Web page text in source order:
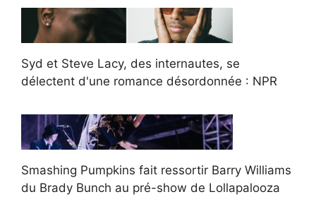
Syd et Steve Lacy, des internautes, se
délectent d'une romance désordonnée : NPR
Smashing Pumpkins fait ressortir Barry Williams
du Brady Bunch au pré-show de Lollapalooza